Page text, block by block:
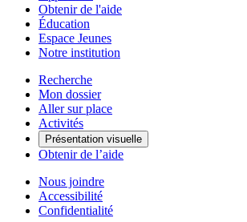
Obtenir de l'aide
Éducation
Espace Jeunes
Notre institution
Recherche
Mon dossier
Aller sur place
Activités
Présentation visuelle
Obtenir de l’aide
Nous joindre
Accessibilité
Confidentialité